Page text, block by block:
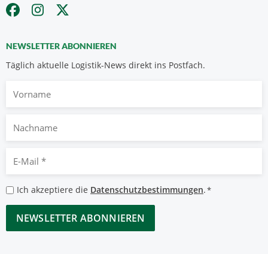
NEWSLETTER ABONNIEREN
Täglich aktuelle Logistik-News direkt ins Postfach.
Nachname
Mail
*
Datenschutzbestimmungen
*
Ich akzeptiere die Datenschutzbestimmungen.*
CAPTCHA